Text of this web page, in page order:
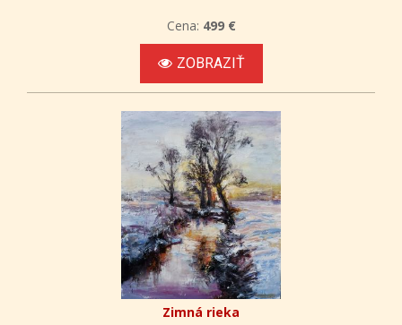
Cena: 499 €
ZOBRAZIŤ
Zimná rieka